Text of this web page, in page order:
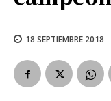
18 SEPTIEMBRE 2018